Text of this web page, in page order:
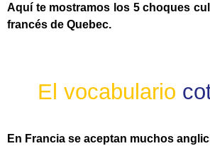
Aquí te mostramos los 5 choques
francés de Quebec.
E vocabu ario
En Francia se aceptan muchos